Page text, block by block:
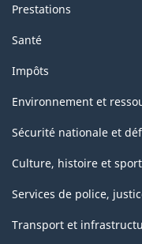
Prestations
Santé
Impôts
Environnement et
Sécurité nationale et
Culture, histoire et sport
Services de police,
Transport et